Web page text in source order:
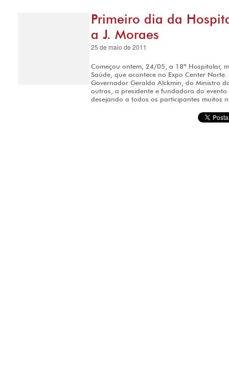
Primeiro dia da
a J. Moraes
25 de maio de 2011
Começou ontem, 24/05, a 18ª Hospitalar,
Saúde, que acontece no Expo Center
Governador Geraldo Alckmin, do Ministro
outras, a presidente e fundadora do
desejando a todos os participantes muitos